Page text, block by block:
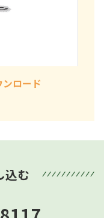
ンロード
込む